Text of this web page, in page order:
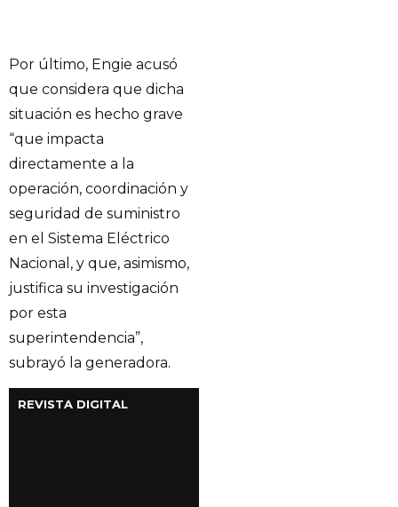
Por último, Engie acusó
que considera que dicha
situación es hecho grave
“que impacta
directamente a la
operación, coordinación y
seguridad de suministro
en el Sistema Eléctrico
Nacional, y que, asimismo,
justifica su investigación
por esta
superintendencia”,
subrayó la generadora.
REVISTA DIGITAL